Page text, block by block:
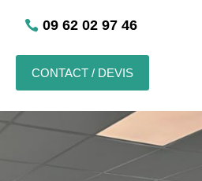
09 62 02 97 46
CONTACT / DEVIS